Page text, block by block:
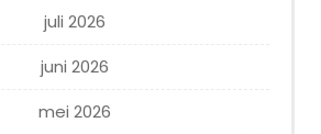
juli 2026
juni 2026
mei 2026